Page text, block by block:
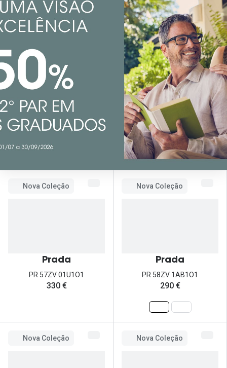
Nova Coleção
Prada
PR 57ZV 01U1O1
330 €
Nova Coleção
Prada
PR 58ZV 1AB1O1
290 €
Nova Coleção Nova Coleção